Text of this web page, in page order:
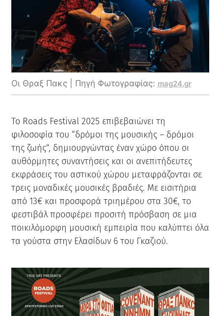
Οι Θραξ Πακς | Πηγή Φωτογραφίας: mag24.gr
Το Roads Festival 2025 επιβεβαιώνει τη
φιλοσοφία του “δρόμοι της μουσικής – δρόμοι
της ζωής”, δημιουργώντας έναν χώρο όπου οι
αυθόρμητες συναντήσεις και οι ανεπιτήδευτες
εκφράσεις του αστικού χώρου μεταφράζονται σε
τρεις μοναδικές μουσικές βραδιές. Με εισιτήρια
από 13€ και προσφορά τριημέρου στα 30€, το
φεστιβάλ προσφέρει προσιτή πρόσβαση σε μια
ποικιλόμορφη μουσική εμπειρία που καλύπτει όλα
τα γούστα στην Ελασίδων 6 του Γκαζιού.